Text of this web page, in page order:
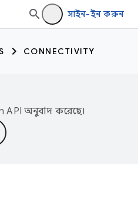
সাইন-ইন করুন
CONNECTIVITY
API অনুবাদ করেছে।